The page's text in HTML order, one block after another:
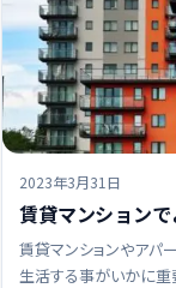
2023年3月31日
賃貸マンションで
賃貸マンションやアパ
生活する事がいかに重